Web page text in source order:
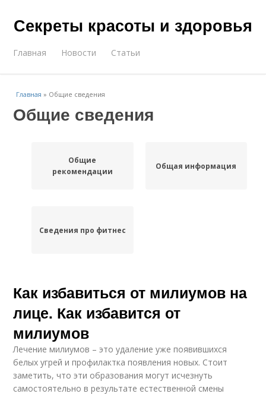
Секреты красоты и здоровья
Главная Новости Статьи
Главная » Общие сведения
Общие сведения
Общие
рекомендации
Общая информация
Сведения про фитнес
Как избавиться от милиумов на
лице. Как избавится от
милиумов
Лечение милиумов – это удаление уже появившихся
белых угрей и профилактка появления новых. Стоит
заметить, что эти образования могут исчезнуть
самостоятельно в результате естественной смены